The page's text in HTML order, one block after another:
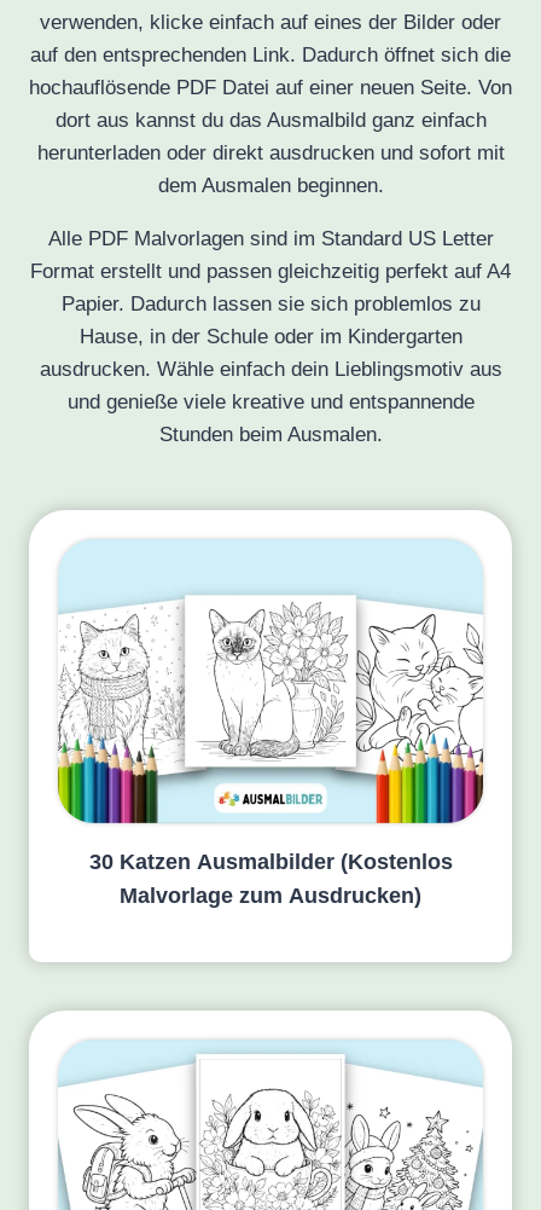
verwenden, klicke einfach auf eines der Bilder oder
auf den entsprechenden Link. Dadurch öffnet sich die
hochauflösende PDF Datei auf einer neuen Seite. Von
dort aus kannst du das Ausmalbild ganz einfach
herunterladen oder direkt ausdrucken und sofort mit
dem Ausmalen beginnen.
Alle PDF Malvorlagen sind im Standard US Letter
Format erstellt und passen gleichzeitig perfekt auf A4
Papier. Dadurch lassen sie sich problemlos zu
Hause, in der Schule oder im Kindergarten
ausdrucken. Wähle einfach dein Lieblingsmotiv aus
und genieße viele kreative und entspannende
Stunden beim Ausmalen.
30 Katzen Ausmalbilder (Kostenlos
Malvorlage zum Ausdrucken)